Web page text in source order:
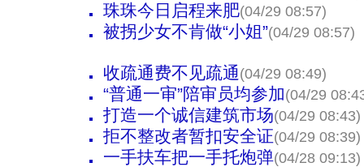
珠珠今日启程来肥(04/29 08:57)
被拐少女不肯做“小姐”(04/29 08:57)
收疏通费不见疏通 (04/29 08:49)
“普通一审”陪审员均参加(04/29
打造一个诚信建筑市场(04/29 08:43)
拒不整改者暂扣安全证(04/29 08:39)
一手扶车把一手托炮弹(04/28 09:13)